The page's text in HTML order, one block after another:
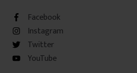
Facebook
Instagram
Twitter
YouTube